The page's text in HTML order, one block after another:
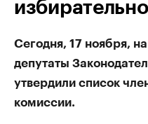
Сегодня, 17 ноября,
депутаты
утвердили список
комиссии.